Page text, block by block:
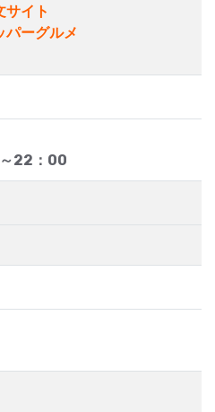
サイト
パーグルメ
22：00